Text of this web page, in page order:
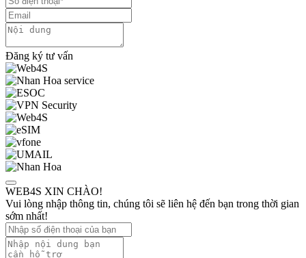
Đăng ký tư vấn
WEB4S XIN CHÀO!
Vui lòng nhập thông tin, chúng tôi sẽ liên hệ đến bạn trong thời gian
sớm nhất!